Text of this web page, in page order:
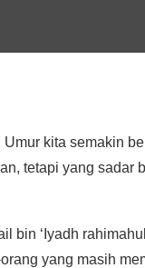
kita semakin
tetapi yang sadar
bin ‘Iyadh
yang masih